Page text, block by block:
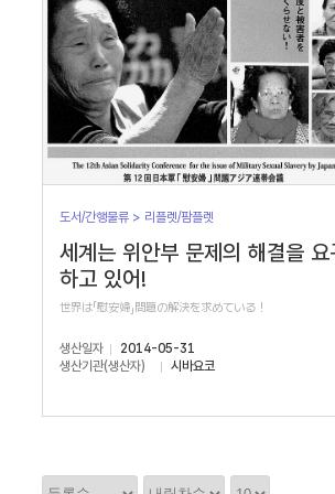
도서/간행물류 > 리플렛/팜플렛
세계는 위안부 문제의 해결을 요
하고 있어!
世界は「慰安婦」問題の解決を求めている！
생산일자
2014-05-31
생산기관(생산자)
시바요코
정
정
정